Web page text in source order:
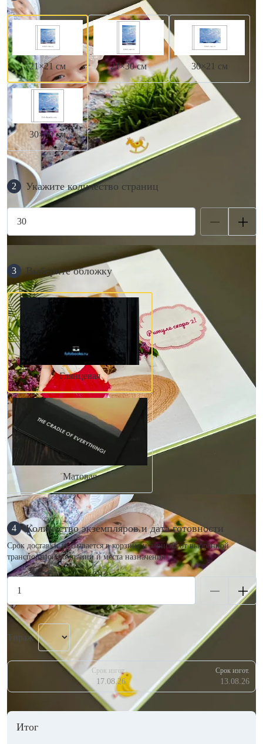
21×21 см 21×30 см 30×21 см
30×30 см
2 Укажите количество страниц
3 Выберите обложку
Глянцевая
Матовая
4 Количество экземпляров и дата готовности
Срок доставки указывается в корзине и зависит от выбранной
транспортной компании и места назначения.
Тираж
Срок изгот.
17.08.26
Срок изгот.
13.08.26
Итог